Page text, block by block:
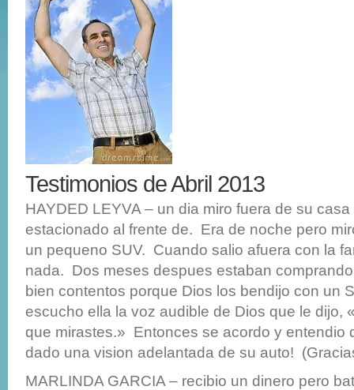
Testimonios de Abril 2013
HAYDED LEYVA – un dia miro fuera de su casa
estacionado al frente de. Era de noche pero
un pequeno SUV. Cuando salio afuera con la
nada. Dos meses despues estaban
bien contentos porque Dios los bendijo con un
escucho ella la voz audible de Dios que le dijo,
que mirastes.» Entonces se acordo y entendio
dado una vision adelantada de su auto!
MARLINDA GARCIA – recibio un dinero pero